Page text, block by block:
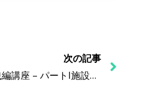
次の記事
【開催レポート】第1回ライフストーリーワーク・実践編講座 – パートI施設事例 –